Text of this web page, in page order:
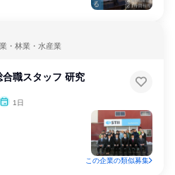
・林業・水産業
職スタッフ 研究
1日
この企業の類似募集